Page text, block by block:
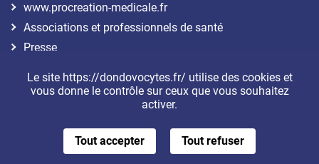
Le site https://dondovocytes.fr/ utilise des cookies et
vous donne le contrôle sur ceux que vous souhaitez
activer.
Tout accepter Tout refuser
www.procreation-medicale.fr
Associations et professionnels de santé
Presse
Nous suivre